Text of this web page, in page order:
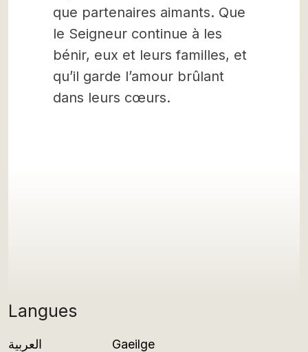
Langues
العربية
Gaeilge
que partenaires aimants. Que
le Seigneur continue à les
bénir, eux et leurs familles, et
qu’il garde l’amour brûlant
dans leurs cœurs.